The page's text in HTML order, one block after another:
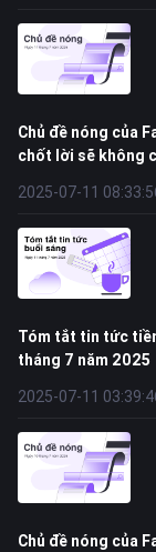
Chủ đề nóng của
chốt lời sẽ không
2025-07-11
Tóm tắt tin tức
tháng 7 năm 2025
2025-07-11
Chủ đề nóng của